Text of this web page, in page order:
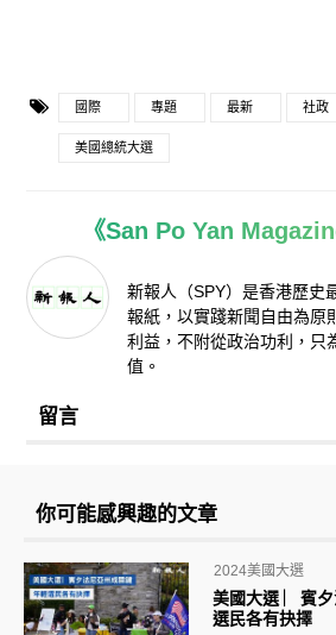
國際 專題 最新 社政
美國總統大選
《San Po Yan
新報人（SPY）是香港歷史
報紙，以實踐新聞自由為原
利益，不附從政治功利，只
值。
留言
你可能感興趣的文章
美國大選 ︳賓
選民各有抉擇
2024美國大選